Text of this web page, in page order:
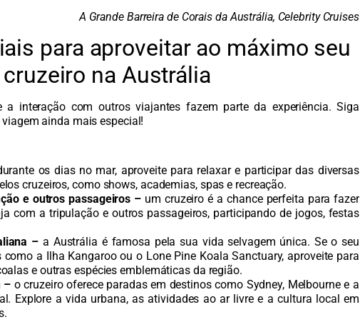
A Grande Barreira de Corais da Austrália, Celebrity Cruises
para aproveitar ao máximo seu
cruzeiro na Austrália
a interação com outros viajantes fazem parte da experiência. Siga
ainda mais especial!
os dias no mar, aproveite para relaxar e participar das diversas
cruzeiros, como shows, academias, spas e recreação.
e outros passageiros – um cruzeiro é a chance perfeita para fazer
com a tripulação e outros passageiros, participando de jogos, festas
– a Austrália é famosa pela sua vida selvagem única. Se o seu
a Ilha Kangaroo ou o Lone Pine Koala Sanctuary, aproveite para
e outras espécies emblemáticas da região.
– o cruzeiro oferece paradas em destinos como Sydney, Melbourne e a
Explore a vida urbana, as atividades ao ar livre e a cultura local em